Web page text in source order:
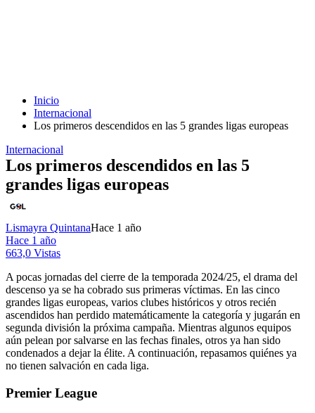
Inicio
Internacional
Los primeros descendidos en las 5 grandes ligas europeas
Internacional
Los primeros descendidos en las 5
grandes ligas europeas
Lismayra QuintanaHace 1 año
Hace 1 año
663,0 Vistas
A pocas jornadas del cierre de la temporada 2024/25, el drama del
descenso ya se ha cobrado sus primeras víctimas. En las cinco
grandes ligas europeas, varios clubes históricos y otros recién
ascendidos han perdido matemáticamente la categoría y jugarán en
segunda división la próxima campaña. Mientras algunos equipos
aún pelean por salvarse en las fechas finales, otros ya han sido
condenados a dejar la élite. A continuación, repasamos quiénes ya
no tienen salvación en cada liga.
Premier League